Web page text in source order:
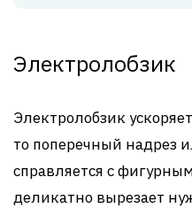
Электролобзик
Электролобзик
то поперечный надрез
справляется с
деликатно вырезает